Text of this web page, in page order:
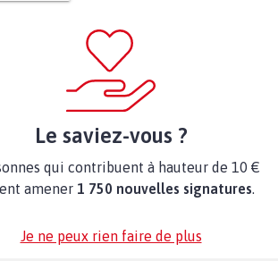
Le saviez-vous ?
qui contribuent à hauteur de 10 €
amener 1 750 nouvelles signatures.
Je ne peux rien faire de plus